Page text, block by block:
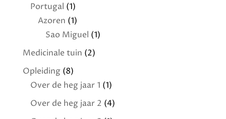
Portugal (1)
Azoren (1)
Sao Miguel (1)
Medicinale tuin (2)
Opleiding(8)
Over de heg jaar 1 (1)
Over de heg jaar 2 (4)